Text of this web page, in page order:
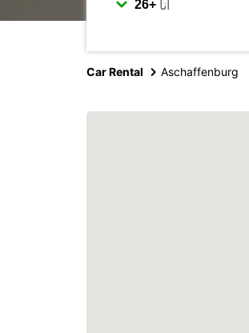
أنا
Car Rental Aschaffenburg